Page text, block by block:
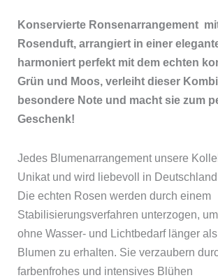
Konservierte Ronsenarrangement
Rosenduft, arrangiert in einer
harmoniert perfekt mit dem echten
Grün und Moos, verleiht dieser
besondere Note und macht sie zum
Geschenk!
Jedes Blumenarrangement unsere
Unikat und wird liebevoll in
Die echten Rosen werden durch einem
Stabilisierungsverfahren unterzogen,
ohne Wasser- und Lichtbedarf länger
Blumen zu erhalten. Sie verzaubern
farbenfrohes und intensives Blühen